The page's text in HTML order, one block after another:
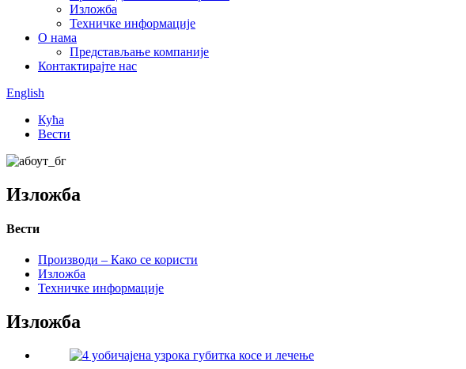
Изложба
Техничке информације
О нама
Представљање компаније
Контактирајте нас
English
Кућа
Вести
Изложба
Вести
Производи – Како се користи
Изложба
Техничке информације
Изложба